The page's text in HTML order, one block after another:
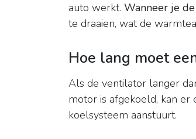
auto werkt. Wanneer je
te draaien, wat de
Hoe lang moet
Als de ventilator langer
motor is afgekoeld, kan
koelsysteem aanstuurt.